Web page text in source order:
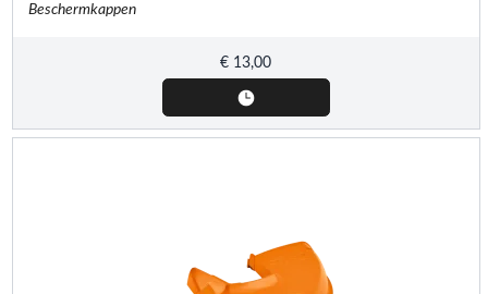
Beschermkappen
€ 13,00